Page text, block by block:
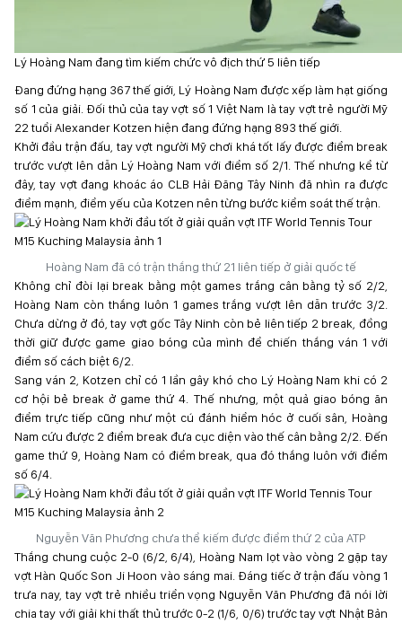
Lý Hoàng Nam đang tìm kiếm chức vô địch thứ 5 liên tiếp
Đang đứng hạng 367 thế giới, Lý Hoàng Nam được xếp làm hạt giống
số 1 của giải. Đối thủ của tay vợt số 1 Việt Nam là tay vợt trẻ người Mỹ
22 tuổi Alexander Kotzen hiện đang đứng hạng 893 thế giới.
Khởi đầu trận đấu, tay vợt người Mỹ chơi khá tốt lấy được điểm break
trước vượt lên dẫn Lý Hoàng Nam với điểm số 2/1. Thế nhưng kể từ
đây, tay vợt đang khoác áo CLB Hải Đăng Tây Ninh đã nhìn ra được
điểm mạnh, điểm yếu của Kotzen nên từng bước kiểm soát thế trận.
Hoàng Nam đã có trận thắng thứ 21 liên tiếp ở giải quốc tế
Không chỉ đòi lại break bằng một games trắng cân bằng tỷ số 2/2,
Hoàng Nam còn thắng luôn 1 games trắng vượt lên dẫn trước 3/2.
Chưa dừng ở đó, tay vợt gốc Tây Ninh còn bẻ liên tiếp 2 break, đồng
thời giữ được game giao bóng của mình để chiến thắng ván 1 với
điểm số cách biệt 6/2.
Sang ván 2, Kotzen chỉ có 1 lần gây khó cho Lý Hoàng Nam khi có 2
cơ hội bẻ break ở game thứ 4. Thế nhưng, một quả giao bóng ăn
điểm trực tiếp cũng như một cú đánh hiểm hóc ở cuối sân, Hoàng
Nam cứu được 2 điểm break đưa cục diện vào thế cân bằng 2/2. Đến
game thứ 9, Hoàng Nam có điểm break, qua đó thắng luôn với điểm
số 6/4.
Nguyễn Văn Phương chưa thể kiếm được điểm thứ 2 của ATP
Thắng chung cuộc 2-0 (6/2, 6/4), Hoàng Nam lọt vào vòng 2 gặp tay
vợt Hàn Quốc Son Ji Hoon vào sáng mai. Đáng tiếc ở trận đấu vòng 1
trưa nay, tay vợt trẻ nhiều triển vọng Nguyễn Văn Phương đã nói lời
chia tay với giải khi thất thủ trước 0-2 (1/6, 0/6) trước tay vợt Nhật Bản